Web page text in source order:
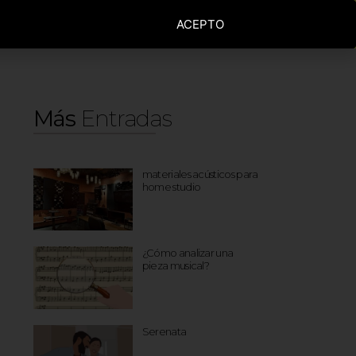
Más Entradas
materiales acústicos para
home studio
¿Cómo analizar una
pieza musical?
Serenata
ACEPTO